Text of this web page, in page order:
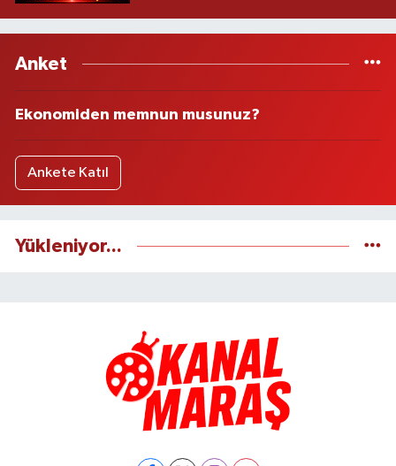
Anket
Ekonomiden memnun musunuz?
Ankete Katıl
Yükleniyor...